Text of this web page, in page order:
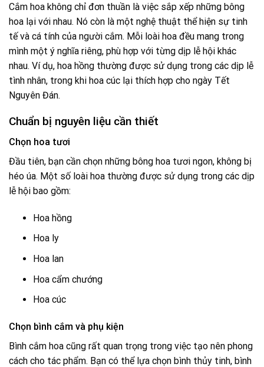
Cắm hoa không chỉ đơn thuần là việc sắp xếp những bông
hoa lại với nhau. Nó còn là một nghệ thuật thể hiện sự tinh
tế và cá tính của người cắm. Mỗi loài hoa đều mang trong
mình một ý nghĩa riêng, phù hợp với từng dịp lễ hội khác
nhau. Ví dụ, hoa hồng thường được sử dụng trong các dịp lễ
tình nhân, trong khi hoa cúc lại thích hợp cho ngày Tết
Nguyên Đán.
Chuẩn bị nguyên liệu cần thiết
Chọn hoa tươi
Đầu tiên, bạn cần chọn những bông hoa tươi ngon, không bị
héo úa. Một số loài hoa thường được sử dụng trong các dịp
lễ hội bao gồm:
Hoa hồng
Hoa ly
Hoa lan
Hoa cẩm chướng
Hoa cúc
Chọn bình cắm và phụ kiện
Bình cắm hoa cũng rất quan trọng trong việc tạo nên phong
cách cho tác phẩm. Bạn có thể lựa chọn bình thủy tinh, bình